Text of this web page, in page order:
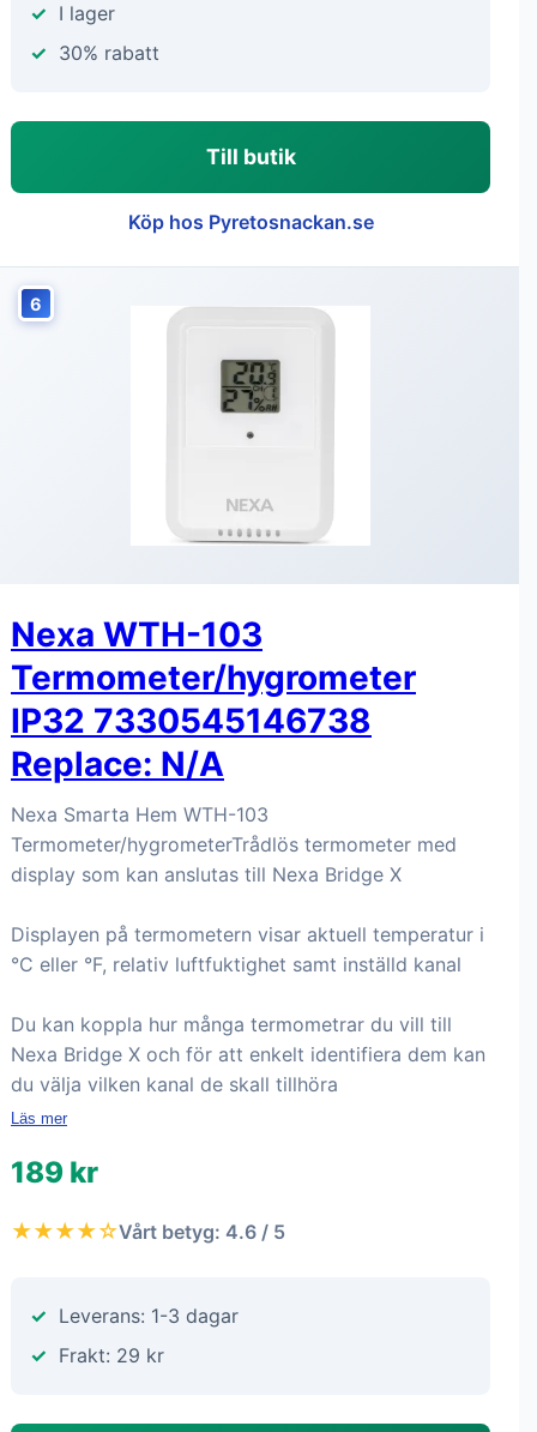
I lager
30% rabatt
Till butik
Köp hos Pyretosnackan.se
6
Nexa WTH-103
Termometer/hygrometer
IP32 7330545146738
Replace: N/A
Nexa Smarta Hem WTH-103
Termometer/hygrometerTrådlös termometer med
display som kan anslutas till Nexa Bridge X
Displayen på termometern visar aktuell temperatur i
°C eller °F, relativ luftfuktighet samt inställd kanal
Du kan koppla hur många termometrar du vill till
Nexa Bridge X och för att enkelt identifiera dem kan
du välja vilken kanal de skall tillhöra
Läs mer
189 kr
★★★★☆Vårt betyg: 4.6 / 5
Leverans: 1-3 dagar
Frakt: 29 kr